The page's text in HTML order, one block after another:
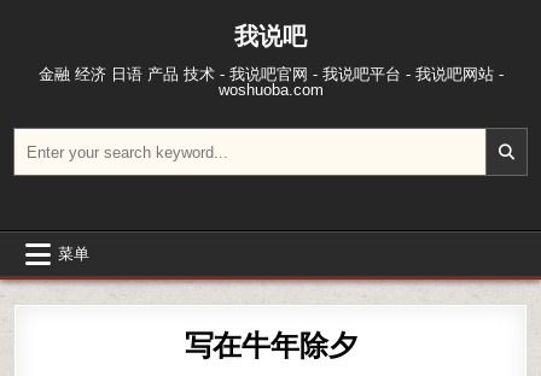
我说吧
金融 经济 日语 产品 技术 - 我说吧官网 - 我说吧平台 - 我说吧网站 -
woshuoba.com
菜单
写在牛年除夕